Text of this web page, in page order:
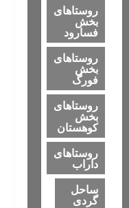
روستاهای
بخش
فسارود
روستاهای
بخش
فورگ
روستاهای
بخش
کوهستان
روستاهای
داراب
ساحل
گردی